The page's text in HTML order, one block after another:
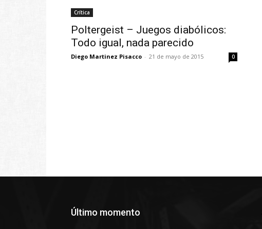
Crítica
Poltergeist – Juegos diabólicos:
Todo igual, nada parecido
Diego Martinez Pisacco - 21 de mayo de 2015 0
Último momento